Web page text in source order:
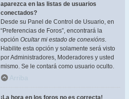
aparezca en las listas de usuarios
conectados?
Desde su Panel de Control de Usuario, en
“Preferencias de Foros”, encontrará la
opción Ocultar mi estado de conexións.
Habilite esta opción y solamente será visto
por Administradores, Moderadores y usted
mismo. Se le contará como usuario oculto.
Arriba
¡La hora en los foros no es correcta!